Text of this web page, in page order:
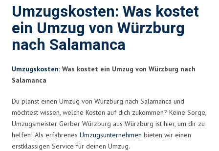
Umzugskosten: Was kostet
ein Umzug von Würzburg
nach Salamanca
Umzugskosten: Was kostet ein Umzug von Würzburg nach
Salamanca
Du planst einen Umzug von Würzburg nach Salamanca und
möchtest wissen, welche Kosten auf dich zukommen? Keine Sorge,
Umzugsmeister Gerber Würzburg aus Würzburg ist hier, um dir zu
helfen! Als erfahrenes Umzugsunternehmen bieten wir einen
erstklassigen Service für deinen Umzug.